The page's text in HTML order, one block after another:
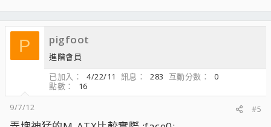
P pigfoot
進階會員
已加入
4/22/11 訊息 283 互動分數
0
點數
16
9/7/12
#5